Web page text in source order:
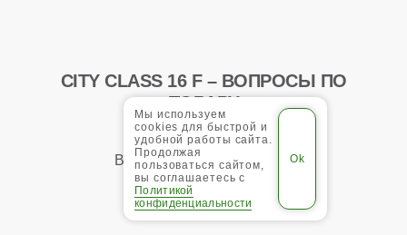
CITY CLASS 16 F – ВОПРОСЫ ПО
ТОВАРУ
Вы можете задать вопрос:
Мы используем
cookies для быстрой и
удобной работы сайта.
Продолжая
пользоваться сайтом,
вы соглашаетесь с
Политикой
конфиденциальности